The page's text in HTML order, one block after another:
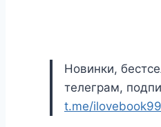
Новинки,
телеграм,
t.me/ilovebook99